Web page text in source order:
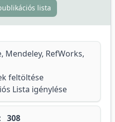
lista
Mendeley, RefWorks,
feltöltése
Lista igénylése
308